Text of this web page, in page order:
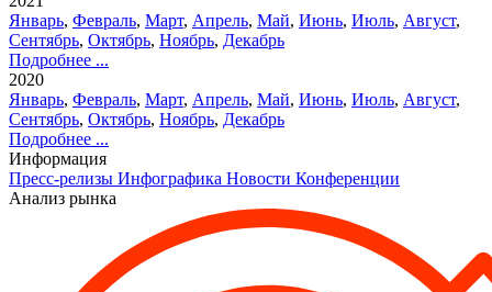
Январь, Февраль, Март, Апрель, Май, Июнь, Июль, Август,
Сентябрь, Октябрь, Ноябрь, Декабрь
Подробнее ...
2020
Январь, Февраль, Март, Апрель, Май, Июнь, Июль, Август,
Сентябрь, Октябрь, Ноябрь, Декабрь
Подробнее ...
Информация
Пресс-релизы Инфографика Новости Конференции
Анализ рынка